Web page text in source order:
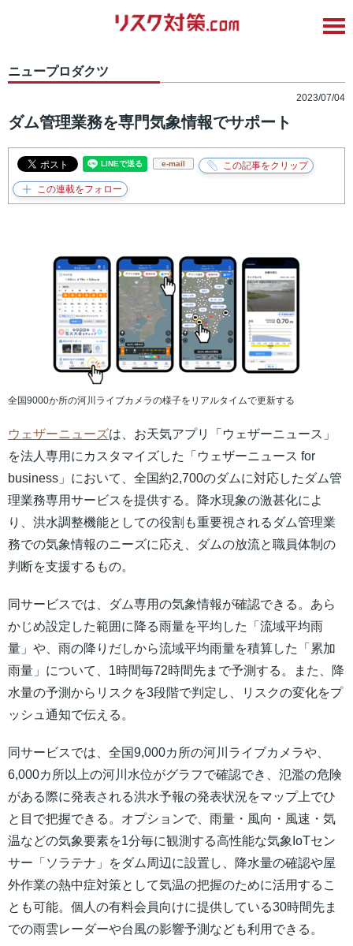
ニュープロダクツ
2023/07/04
ダム管理業務を専門気象情報でサポート
e-mail
全国9000か所の河川ライブカメラの様子をリアルタイムで更新する
ウェザーニューズは、お天気アプリ「ウェザーニュース」
を法人専用にカスタマイズした「ウェザーニュース for
business」において、全国約2,700のダムに対応したダム管
理業務専用サービスを提供する。降水現象の激甚化によ
り、洪水調整機能としての役割も重要視されるダム管理業
務での気象情報のニーズに応え、ダムの放流と職員体制の
判断を支援するもの。
同サービスでは、ダム専用の気象情報が確認できる。あら
かじめ設定した範囲に降る雨量を平均した「流域平均雨
量」や、雨の降りだしから流域平均雨量を積算した「累加
雨量」について、1時間毎72時間先まで予測する。また、降
水量の予測からリスクを3段階で判定し、リスクの変化をプ
ッシュ通知で伝える。
同サービスでは、全国9,000カ所の河川ライブカメラや、
6,000カ所以上の河川水位がグラフで確認でき、氾濫の危険
がある際に発表される洪水予報の発表状況をマップ上でひ
と目で把握できる。オプションで、雨量・風向・風速・気
温などの気象要素を1分毎に観測する高性能な気象IoTセン
サー「ソラテナ」をダム周辺に設置し、降水量の確認や屋
外作業の熱中症対策として気温の把握のために活用するこ
とも可能。個人の有料会員向けに提供している30時間先ま
での雨雲レーダーや台風の影響予測なども利用できる。